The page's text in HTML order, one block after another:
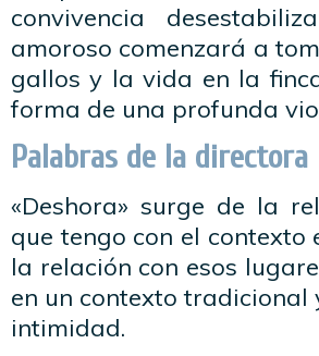
convivencia
amoroso comenzará a
gallos y la vida en la
forma de una profunda
Palabras de la directora
«Deshora» surge de la
que tengo con el contexto
la relación con esos
en un contexto tradicional
intimidad.